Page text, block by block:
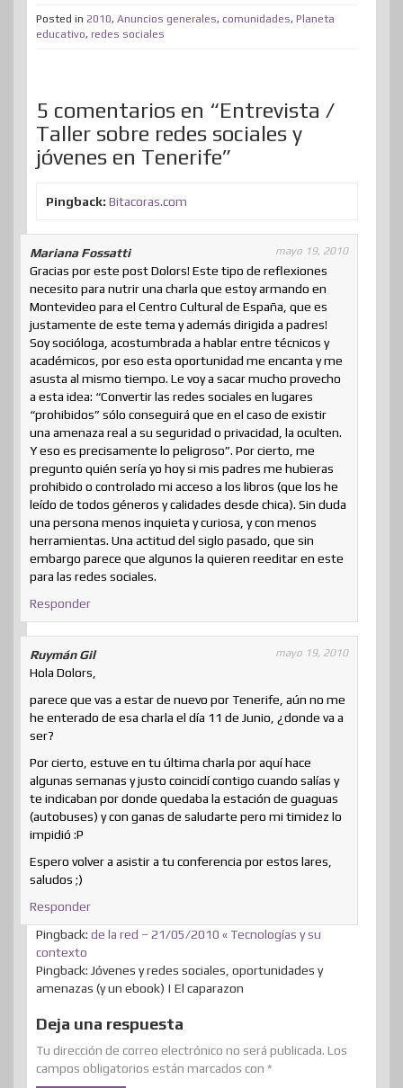
t
e
b
o
e
d
e
a
o
i
s
p
t
r
Posted in 2010, Anuncios generales, comunidades, Planeta
educativo, redes sociales
5 comentarios en “Entrevista /
Taller sobre redes sociales y
jóvenes en Tenerife”
Pingback: Bitacoras.com
Mariana Fossatti mayo 19, 2010
Gracias por este post Dolors! Este tipo de reflexiones
necesito para nutrir una charla que estoy armando en
Montevideo para el Centro Cultural de España, que es
justamente de este tema y además dirigida a padres!
Soy socióloga, acostumbrada a hablar entre técnicos y
académicos, por eso esta oportunidad me encanta y me
asusta al mismo tiempo. Le voy a sacar mucho provecho
a esta idea: “Convertir las redes sociales en lugares
“prohibidos” sólo conseguirá que en el caso de existir
una amenaza real a su seguridad o privacidad, la oculten.
Y eso es precisamente lo peligroso”. Por cierto, me
pregunto quién sería yo hoy si mis padres me hubieras
prohibido o controlado mi acceso a los libros (que los he
leído de todos géneros y calidades desde chica). Sin duda
una persona menos inquieta y curiosa, y con menos
herramientas. Una actitud del siglo pasado, que sin
embargo parece que algunos la quieren reeditar en este
para las redes sociales.
Responder
Ruymán Gil mayo 19, 2010
Hola Dolors,
parece que vas a estar de nuevo por Tenerife, aún no me
he enterado de esa charla el día 11 de Junio, ¿donde va a
ser?
Por cierto, estuve en tu última charla por aquí hace
algunas semanas y justo coincidí contigo cuando salías y
te indicaban por donde quedaba la estación de guaguas
(autobuses) y con ganas de saludarte pero mi timidez lo
impidió :P
Espero volver a asistir a tu conferencia por estos lares,
saludos ;)
Responder
Pingback: de la red – 21/05/2010 « Tecnologías y su
contexto
Pingback: Jóvenes y redes sociales, oportunidades y
amenazas (y un ebook) | El caparazon
Deja una respuesta
Tu dirección de correo electrónico no será publicada. Los
campos obligatorios están marcados con *